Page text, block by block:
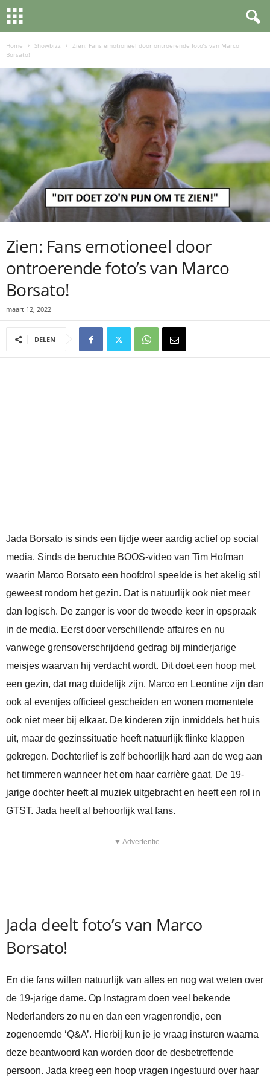
Home Showbizz
Zien: Fans emotioneel door ontroerende foto’s van Marco
Borsato!
Zien: Fans emotioneel door
ontroerende foto’s van Marco
Borsato!
maart 12, 2022
DELEN
Jada Borsato is sinds een tijdje weer aardig actief op social
media. Sinds de beruchte BOOS-video van Tim Hofman
waarin Marco Borsato een hoofdrol speelde is het akelig stil
geweest rondom het gezin. Dat is natuurlijk ook niet meer
dan logisch. De zanger is voor de tweede keer in opspraak
in de media. Eerst door verschillende affaires en nu
vanwege grensoverschrijdend gedrag bij minderjarige
meisjes waarvan hij verdacht wordt. Dit doet een hoop met
een gezin, dat mag duidelijk zijn. Marco en Leontine zijn dan
ook al eventjes officieel gescheiden en wonen momentele
ook niet meer bij elkaar. De kinderen zijn inmiddels het huis
uit, maar de gezinssituatie heeft natuurlijk flinke klappen
gekregen. Dochterlief is zelf behoorlijk hard aan de weg aan
het timmeren wanneer het om haar carrière gaat. De 19-
jarige dochter heeft al muziek uitgebracht en heeft een rol in
GTST. Jada heeft al behoorlijk wat fans.
▼ Advertentie
Jada deelt foto’s van Marco
Borsato!
En die fans willen natuurlijk van alles en nog wat weten over
de 19-jarige dame. Op Instagram doen veel bekende
Nederlanders zo nu en dan een vragenrondje, een
zogenoemde ‘Q&A’. Hierbij kun je je vraag insturen waarna
deze beantwoord kan worden door de desbetreffende
persoon. Jada kreeg een hoop vragen ingestuurd over haar